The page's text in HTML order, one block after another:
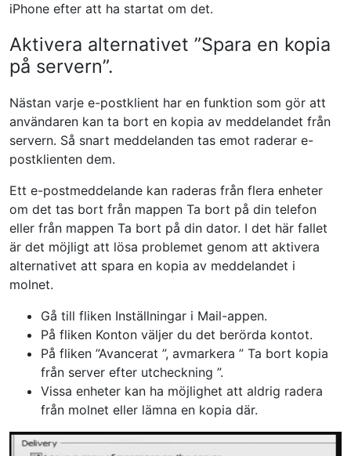
iPhone efter att ha startat om det.
Aktivera alternativet ”Spara en kopia
på servern”.
Nästan varje e-postklient har en funktion som gör att
användaren kan ta bort en kopia av meddelandet från
servern. Så snart meddelanden tas emot raderar e-
postklienten dem.
Ett e-postmeddelande kan raderas från flera enheter
om det tas bort från mappen Ta bort på din telefon
eller från mappen Ta bort på din dator. I det här fallet
är det möjligt att lösa problemet genom att aktivera
alternativet att spara en kopia av meddelandet i
molnet.
Gå till fliken Inställningar i Mail-appen.
På fliken Konton väljer du det berörda kontot.
På fliken ”Avancerat ”, avmarkera ” Ta bort kopia
från server efter utcheckning ”.
Vissa enheter kan ha möjlighet att aldrig radera
från molnet eller lämna en kopia där.